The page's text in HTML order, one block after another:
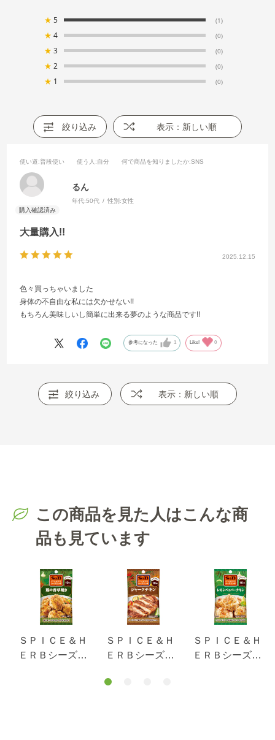
★ 5 (1)
★ 4 (0)
★ 3 (0)
★ 2 (0)
★ 1 (0)
絞り込み 表示：新しい順
2025.12.15
大量購入!!
使い道:普段使い 使う人 :自分 何で商品を知りましたか:SNS
るん
年代:50代 性別:女性
色々買っちゃいました
身体の不自由な私には欠かせない!!
もちろん美味しいし簡単に出来る夢のような商品です!!
参考になった 1 Like! 0
絞り込み 表示：新しい順
この商品を見た人はこんな商
品も見ています
ＳＰＩＣＥ＆Ｈ
ＥＲＢシーズニ
ＳＰＩＣＥ＆Ｈ
ＥＲＢシーズニ
チキン １０ｇ
ＳＰＩＣＥ＆Ｈ
ＥＲＢシーズニ